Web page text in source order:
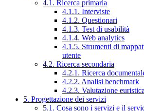
4.1. Ricerca primaria
4.1.1. Interviste
4.1.2. Questionari
4.1.3. Test di usabilità
4.1.4. Web analytics
4.1.5. Strumenti di
utente
4.2. Ricerca secondaria
4.2.1. Ricerca
4.2.2. Analisi benchmark
4.2.3. Valutazione euristica
5. Progettazione dei servizi
5.1. Cosa sono i servizi e il